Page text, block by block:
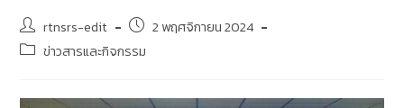
rtnsrs-edit
2 พฤศจิกายน 2024
ข่าวสารและกิจกรรม